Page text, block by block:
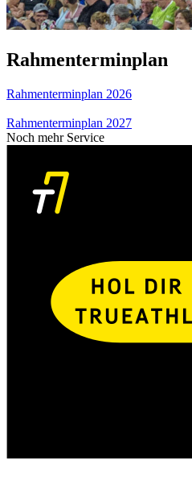
Rahmenterminplan
Rahmenterminplan 2026
Rahmenterminplan 2027
Noch mehr Service